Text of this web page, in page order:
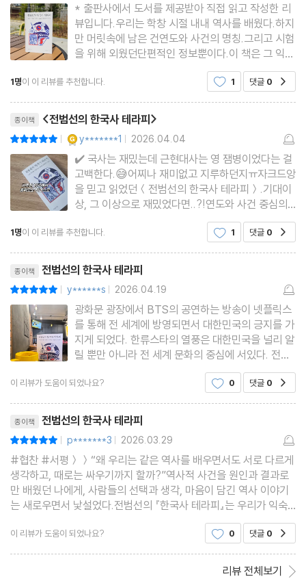
_민중이 꿈꾼 조선의 미래 그리고 동학을 만든 사람들, 최시형·손병
희·전봉준
“이 땅에 망국을 막을 천재는 정말 없었을까?”
_저마다의 변절을 택한 조선의 3대 천재, 이광수·최남선·홍명희
테라피 9 좌파
“그들은 정말 공산주의가 승리할 것이라고 믿었을까?”
어쩌면 지금 북한의 지도자가 되었을 사람들, 화요회
테라피 10 우파
“우리가 알던 대한민국 우파의 역사가 보수주의의 전부일까?”
_한국사가 잃어버린 ‘평화주의’의 계보, 이승훈·류영모·함석헌
테라피 11 북한
“왜 소련은 수많은 지도자 중 김일성을 선택했을까?”
_거짓과 진실, 김일성의 50가지 그림자
“도둑처럼 찾아온 해방, 우리는 어쩌다 여기까지 왔을까?”
_남한 앞에 놓인 세 가지 길, 이승만·김구·여운형 (上)
테라피 13 분단
“우리는 왜 둘로 갈라진 나라에 살고 있을까?”
_남한 앞에 놓인 세 가지 길, 이승만·김구·여운형 (下)
* 출판사에서 도서를 제공받아 직접 읽고 작성한 리
뷰입니다.우리는 학창 시절 내내 역사를 배웠다.하지
만 머릿속에 남은 건연도와 사건의 명칭.그리고 시험
을 위해 외웠던단편적인 정보뿐이다.이 책은 그 익숙
한 한국사를완전히 다른 방식으로 풀어낸다.단순히
사건의 나열을 넘어일제강점기와 근현대사를 중심으
로그 시대를 살아낸 인물들의 선택과 감정,그리고 사
회적 구조까지 함께
1명이 이 리뷰를 추천합니다. 1 댓글 0
종이책 <전범선의 한국사 테라피>
| y*******1 | 2026.04.04
✔️ 국사는 재밌는데 근현대사는 영 잼병이었다는 걸
고백한다.😅어찌나 재미없고 지루하던지ㅠ자크드앙
을 믿고 읽었던＜전범선의 한국사 테라피＞.기대이
상, 그 이상으로 재밌었다면..?!연도와 사건 중심의
딱딱한 근현대사가 멀게만 느껴졌다면, 이 책은 그
지루함을 깨부수는 완벽한 반전이 되어준다는 것!풍
류 대장 전범선 작가 특유의 감각적이고 유머러스한
문체는 마치 친한 형
1명이 이 리뷰를 추천합니다. 1 댓글 0
종이책 전범선의 한국사 테라피
| y******s | 2026.04.19
광화문 광장에서 BTS의 공연하는 방송이 넷플릭스
를 통해 전 세계에 방영되면서 대한민국의 긍지를 가
지게 되었다. 한류스타의 열풍은 대한민국을 널리 알
릴 뿐만 아니라 전 세계 문화의 중심에 서있다. 전범
선의 한국사 테라피는 작가 자신을 향한 역사 처방전
을 통해 우리가 잊고 지냈던 비교 불가한 역동적인
에너지와 한국사의 긍지를 제시한다. 많은 이야기들
중에 억압당한 한국의
이 리뷰가 도움이 되었나요? 0 댓글 0
종이책 전범선의 한국사 테라피
| p*******3 | 2026.03.29
#협찬 #서평＞＞“왜 우리는 같은 역사를 배우면서도 서로 다르게
생각하고, 때로는 싸우기까지 할까?”역사적 사건을 원인과 결과로
만 배웠던 나에게, 사람들의 선택과 생각, 마음이 담긴 역사 이야기
는 새로우면서 낯설었다.전범선의 『한국사 테라피』는 우리가 익숙
하게 알고 있던 역사책과는 다르다. 연도와 사건을 외우는 대신, 역
사 속 사람들의 감정과 선택에 집중한다. 그래서
이 리뷰가 도움이 되었나요? 0 댓글 0
리뷰 전체보기